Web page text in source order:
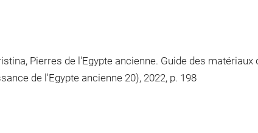
Pierres de l'Egypte ancienne. Guide des
de l'Egypte ancienne 20), 2022, p. 198